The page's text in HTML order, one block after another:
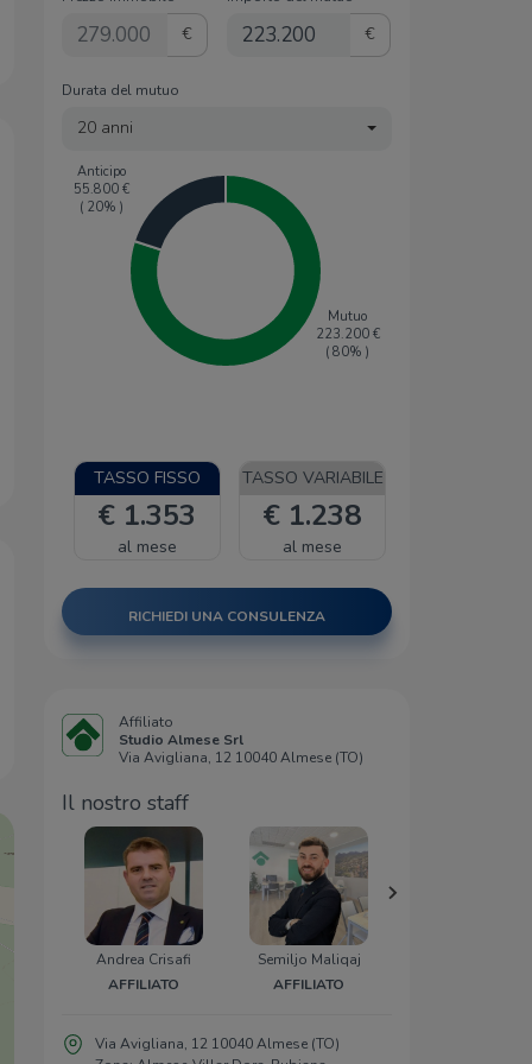
€ €
Durata del mutuo
20 anni
Anticipo
55.800€
( 20% )
Mutuo
223.200€
(80% )
TASSO FISSO
€ 1.353
al mese
TASSO VARIABILE
€ 1.238
al mese
RICHIEDI UNA CONSULENZA
Affiliato
Studio Almese Srl
Via Avigliana, 12 10040 Almese (TO)
Il nostro staff
Andrea Crisafi
AFFILIATO
Semiljo Maliqaj
AFFILIATO
Via Avigliana, 12 10040 Almese (TO)